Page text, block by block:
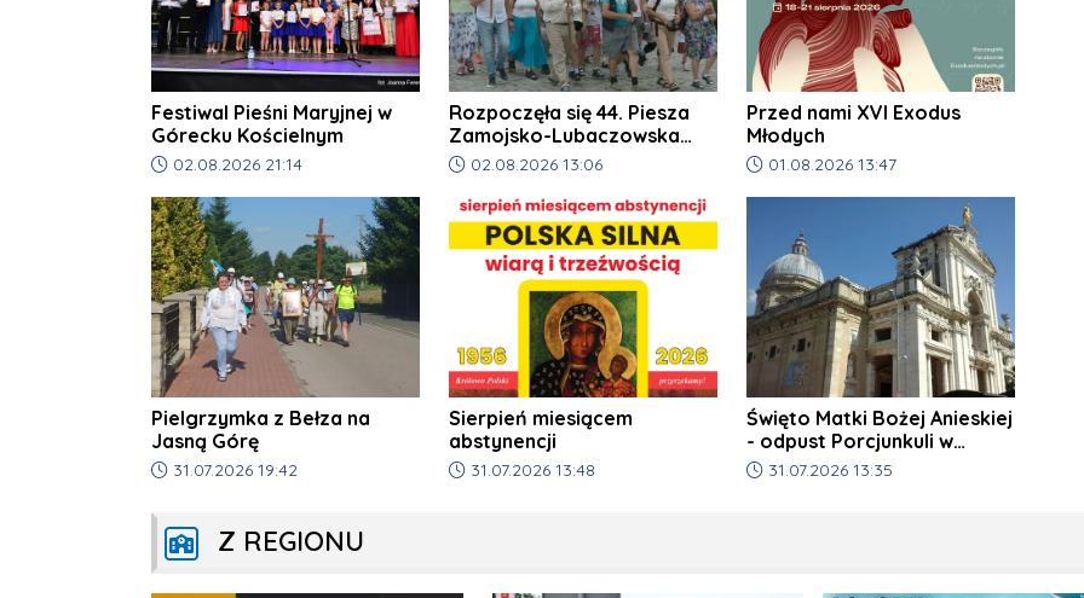
Festiwal Pieśni Maryjnej w
Górecku Kościelnym
Data dodania artykułu:
02.08.2026 21:14
Rozpoczęła się 44. Piesza
Zamojsko-Lubaczowska
Pielgrzymka na Jasną Górę!
Data dodania artykułu:
02.08.2026 13:06
Przed nami XVI Exodus
Młodych
Data dodania artykułu:
01.08.2026 13:47
Pielgrzymka z Bełza na
Jasną Górę
Data dodania artykułu:
31.07.2026 19:42
Sierpień miesiącem
abstynencji
Data dodania artykułu:
31.07.2026 13:48
Święto Matki Bożej Anieskiej
- odpust Porcjunkuli w
Hrubieszowie
Data dodania artykułu:
31.07.2026 13:35
Z REGIONU